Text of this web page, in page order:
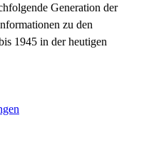
Generation der
zu den
1945 in der heutigen